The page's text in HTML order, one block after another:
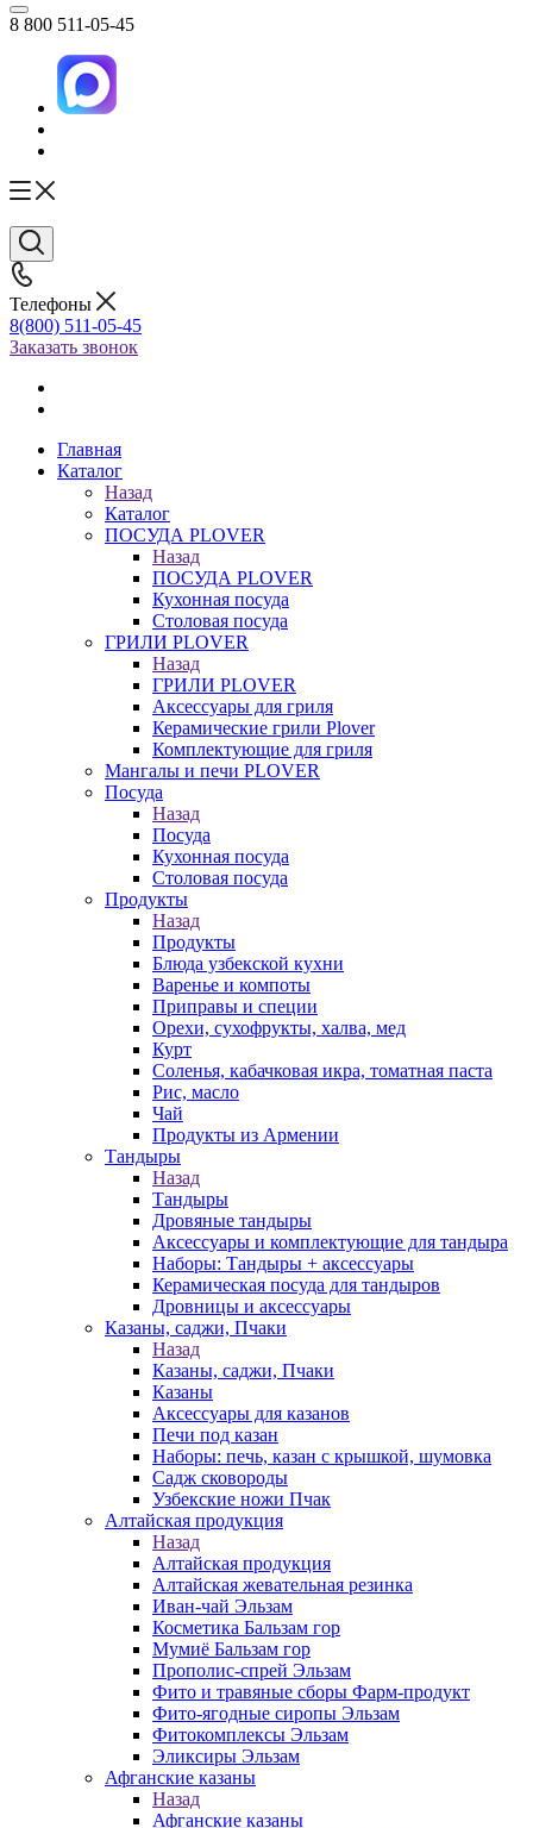
8 800 511-05-45
Телефоны
8(800) 511-05-45
Заказать звонок
Главная
Каталог
Назад
Каталог
ПОСУДА PLOVER
Назад
ПОСУДА PLOVER
Кухонная посуда
Столовая посуда
ГРИЛИ PLOVER
Назад
ГРИЛИ PLOVER
Аксессуары для гриля
Керамические грили Plover
Комплектующие для гриля
Мангалы и печи PLOVER
Посуда
Назад
Посуда
Кухонная посуда
Столовая посуда
Продукты
Назад
Продукты
Блюда узбекской кухни
Варенье и компоты
Приправы и специи
Орехи, сухофрукты, халва, мед
Курт
Соленья, кабачковая икра, томатная паста
Рис, масло
Чай
Продукты из Армении
Тандыры
Назад
Тандыры
Дровяные тандыры
Аксессуары и комплектующие для тандыра
Наборы: Тандыры + аксессуары
Керамическая посуда для тандыров
Дровницы и аксессуары
Казаны, саджи, Пчаки
Назад
Казаны, саджи, Пчаки
Казаны
Аксессуары для казанов
Печи под казан
Наборы: печь, казан с крышкой, шумовка
Садж сковороды
Узбекские ножи Пчак
Алтайская продукция
Назад
Алтайская продукция
Алтайская жевательная резинка
Иван-чай Эльзам
Косметика Бальзам гор
Мумиё Бальзам гор
Прополис-спрей Эльзам
Фито и травяные сборы Фарм-продукт
Фито-ягодные сиропы Эльзам
Фитокомплексы Эльзам
Эликсиры Эльзам
Афганские казаны
Назад
Афганские казаны